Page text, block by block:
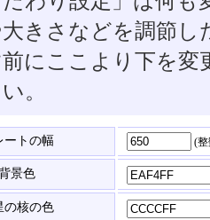
大きさなどを調節
にここより下を
。
ートの幅 (
景色
の核の色